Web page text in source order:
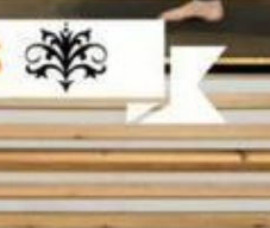
ΚΑΝΑΛΙ YOUTUBE